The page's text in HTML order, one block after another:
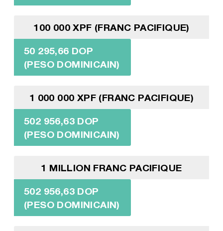
100 000 XPF (FRANC PACIFIQUE)
50 295,66 DOP
(PESO DOMINICAIN)
1 000 000 XPF (FRANC PACIFIQUE)
502 956,63 DOP
(PESO DOMINICAIN)
1 MILLION FRANC PACIFIQUE
502 956,63 DOP
(PESO DOMINICAIN)